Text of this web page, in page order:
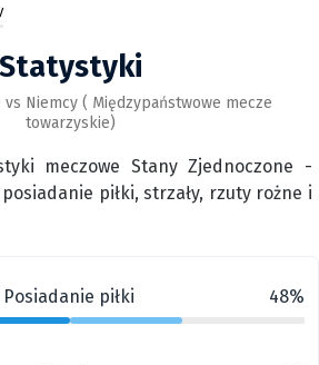
Statystyki
vs Niemcy ( Międzypaństwowe mecze
towarzyskie)
meczowe Stany Zjednoczone -
piłki, strzały, rzuty rożne i
Posiadanie piłki 48%